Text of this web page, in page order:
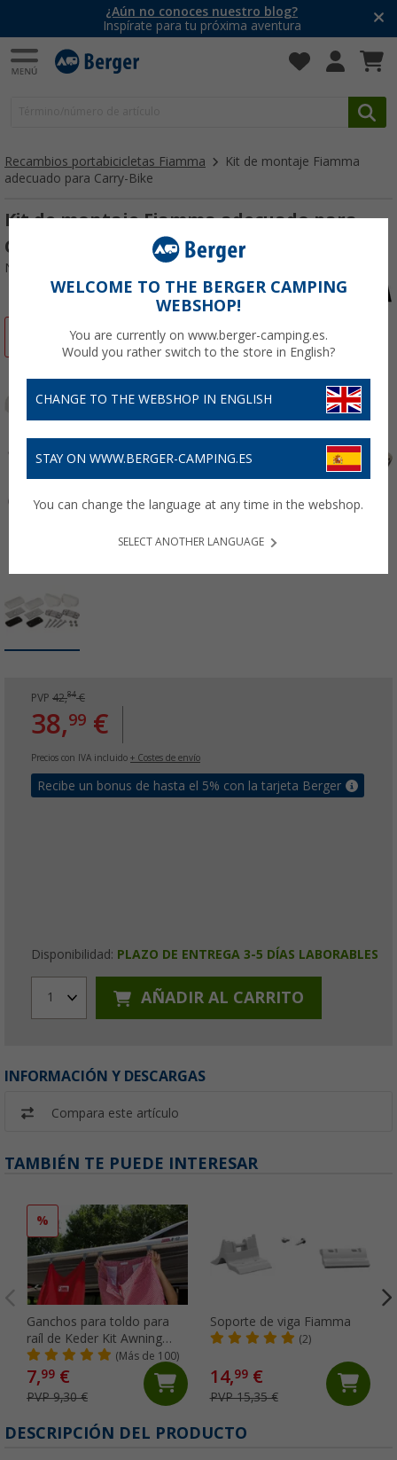
¿Aún no conoces nuestro blog?
Inspírate para tu próxima aventura
Recambios portabicicletas Fiamma
Kit de montaje Fiamma
adecuado para Carry-Bike
Kit de montaje Fiamma adecuado para
Carry-Bike
Nº de artículo 104834
PVP 42,84€
38,99 €
Precios con IVA incluido + Costes de envío
Recibe un bonus de hasta el 5% con la tarjeta Berger
Disponibilidad: PLAZO DE ENTREGA 3-5 DÍAS LABORABLES
1 AÑADIR AL CARRITO
INFORMACIÓN Y DESCARGAS
Compara este artículo
TAMBIÉN TE PUEDE INTERESAR
%
Ganchos para toldo para
raíl de Keder Kit Awning
Hangers Fiamma(Más de 100)
7,99 €
PVP 9,30 €
Soporte de viga Fiamma
(2)
14,99€
PVP 15,35 €
DESCRIPCIÓN DEL PRODUCTO
WELCOME TO THE BERGER CAMPING
WEBSHOP!
You are currently on www.berger-camping.es.
Would you rather switch to the store in English?
CHANGE TO THE WEBSHOP IN ENGLISH
STAY ON WWW.BERGER-CAMPING.ES
You can change the language at any time in the webshop.
SELECT ANOTHER LANGUAGE